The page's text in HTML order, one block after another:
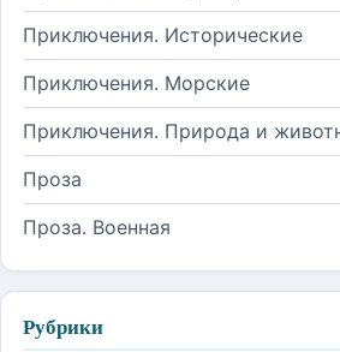
Приключения. Исторические
Приключения. Морские
Приключения. Природа и
Проза
Проза. Военная
Рубрики